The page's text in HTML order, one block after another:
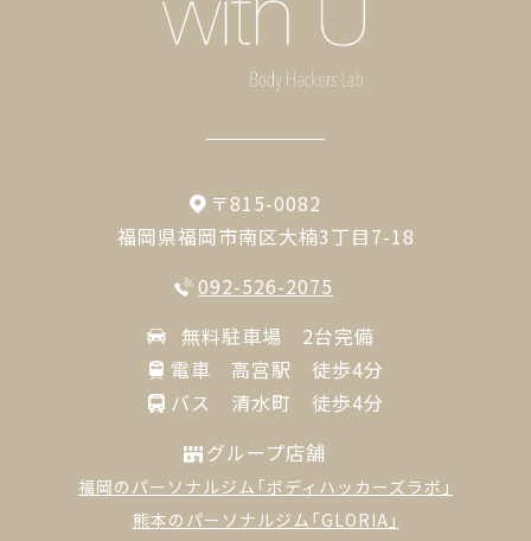
〒815-0082
福岡県福岡市南区大楠3丁目7-18
092-526-2075
無料駐車場 2台完備
電車 高宮駅 徒歩4分
バス 清水町 徒歩4分
グループ店舗
福岡のパーソナルジム「ボディハッカーズラボ」
熊本のパーソナルジム「GLORIA」